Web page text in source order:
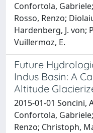
Confortola,
Rosso, Renzo;
Hardenberg, J. von;
Vuillermoz, E.
Future
Indus Basin: A
Altitude
2015-01-01 Soncini,
Confortola,
Renzo; Christoph,